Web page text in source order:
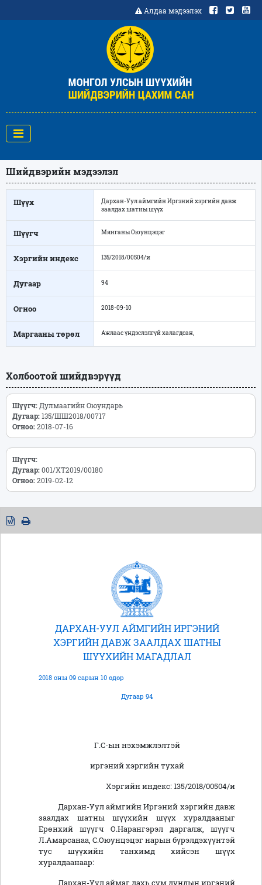
Алдаа мэдээлэх
Шийдвэрийн мэдээлэл
Шүүх
Дархан-Уул аймгийн Иргэний хэргийн давж
заалдах шатны шүүх
Шүүгч Мянганы Оюунцэцэг
Хэргийн индекс 135/2018/00504/и
Дугаар 94
Огноо 2018-09-10
Маргааны төрөл Ажлаас үндэслэлгүй халагдсан,
Холбоотой шийдвэрүүд
Шүүгч: Дулмаагийн Оюундарь
Дугаар:135/ШШ2018/00717
Огноо:2018-07-16
Шүүгч:
Дугаар:001/ХТ2019/00180
Огноо:2019-02-12
ДАРХАН-УУЛ АЙМГИЙН ИРГЭНИЙ
ХЭРГИЙН ДАВЖ ЗААЛДАХ ШАТНЫ
ШҮҮХИЙН МАГАДЛАЛ
2018 оны 09 сарын 10 өдөр
Дугаар 94
Г.С-ын нэхэмжлэлтэй
иргэний хэргийн тухай
Хэргийн индекс: 135/2018/00504/и
Дархан-Уул аймгийн Иргэний хэргийн давж
заалдах шатны шүүхийн шүүх хуралдааныг
Ерөнхий шүүгч О.Нарангэрэл даргалж, шүүгч
Л.Амарсанаа, С.Оюунцэцэг нарын бүрэлдэхүүнтэй
тус шүүхийн танхимд хийсэн шүүх
хуралдаанаар:
Дархан-Уул аймаг дахь сум дундын иргэний